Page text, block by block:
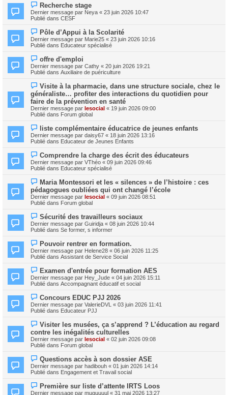
es
s
a
e
a
u
m
s
s
a
N
o
u
v
a
u
m
s
s
a
e
Recherche stage
Dernier message par Neya « 23 juin 2026 10:47
Publié dans CESF
N
o
u
v
a
u
m
s
s
a
g
e
Pôle d’Appui à la Scolarité
Dernier message par Marie25 « 23 juin 2026 10:16
Publié dans Educateur spécialisé
N
o
u
v
a
u
m
e
s
s
a
g
e
offre d'emploi
Dernier message par Cathy « 20 juin 2026 19:21
Publié dans Auxiliaire de puériculture
N
u
v
e
a
m
e
s
s
a
g
e
Visite à la pharmacie, dans une structure sociale, chez le
généraliste… profiter des interactions du quotidien pour
faire de la prévention en santé
Dernier message par lesocial « 19 juin 2026 09:00
Publié dans Forum global
N
o
u
v
a
u
m
s
s
a
g
e
liste complémentaire éducatrice de jeunes enfants
Dernier message par daisy67 « 18 juin 2026 13:16
Publié dans Educateur de Jeunes Enfants
N
o
u
v
a
u
m
e
s
a
g
e
Comprendre la charge des écrit des éducateurs
Dernier message par VThéo « 09 juin 2026 09:46
Publié dans Educateur spécialisé
N
o
u
v
e
u
m
e
s
a
g
e
Maria Montessori et les « silences » de l’histoire : ces
pédagogues oubliées qui ont changé l’école
Dernier message par lesocial « 09 juin 2026 08:51
Publié dans Forum global
N
o
u
v
a
u
m
s
s
a
e
Sécurité des travailleurs sociaux
Dernier message par Guiridja « 08 juin 2026 10:44
Publié dans Se former, s informer
N
o
u
v
a
u
m
s
s
a
e
Pouvoir rentrer en formation.
Dernier message par Helene28 « 06 juin 2026 11:25
Publié dans Assistant de Service Social
N
o
u
v
a
u
m
s
s
a
g
e
Examen d'entrée pour formation AES
Dernier message par Hey_Jude « 04 juin 2026 15:11
Publié dans Accompagnant éducatif et social
N
o
u
v
a
u
m
e
s
a
g
e
Concours EDUC PJJ 2026
Dernier message par ValerieDVL « 03 juin 2026 11:41
Publié dans Educateur PJJ
N
u
v
e
u
m
e
s
a
Visiter les musées, ça s’apprend ? L’éducation au regard
contre les inégalités culturelles
Dernier message par lesocial « 02 juin 2026 09:08
Publié dans Forum global
N
o
u
v
a
u
Questions accès à son dossier ASE
Dernier message par hadibouh « 01 juin 2026 14:14
Publié dans Engagement et Travail social
N
o
Première sur liste d’attente IRTS Loos
Dernier message par muguuuul « 31 mai 2026 13:27